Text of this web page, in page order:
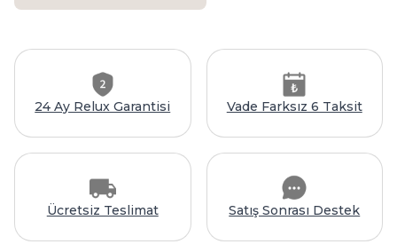
24 Ay Relux Garantisi Vade Farksız 6 Taksit
Ücretsiz Teslimat Satış Sonrası Destek